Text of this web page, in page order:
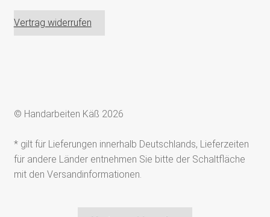
Vertrag widerrufen
© Handarbeiten Käß 2026
* gilt für Lieferungen innerhalb Deutschlands, Lieferzeiten
für andere Länder entnehmen Sie bitte der Schaltfläche
mit den Versandinformationen.